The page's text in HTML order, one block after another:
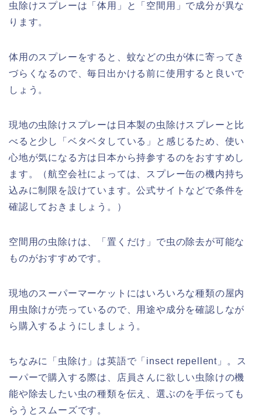
虫除けスプレーは「体用」と「空間用」で成分が異な
ります。
体用のスプレーをすると、蚊などの虫が体に寄ってき
づらくなるので、毎日出かける前に使用すると良いで
しょう。
現地の虫除けスプレーは日本製の虫除けスプレーと比
べると少し「ベタベタしている」と感じるため、使い
心地が気になる方は日本から持参するのをおすすめし
ます。（航空会社によっては、スプレー缶の機内持ち
込みに制限を設けています。公式サイトなどで条件を
確認しておきましょう。）
空間用の虫除けは、「置くだけ」で虫の除去が可能な
ものがおすすめです。
現地のスーパーマーケットにはいろいろな種類の屋内
用虫除けが売っているので、用途や成分を確認しなが
ら購入するようにしましょう。
ちなみに「虫除け」は英語で「insect repellent」。ス
ーパーで購入する際は、店員さんに欲しい虫除けの機
能や除去したい虫の種類を伝え、選ぶのを手伝っても
らうとスムーズです。